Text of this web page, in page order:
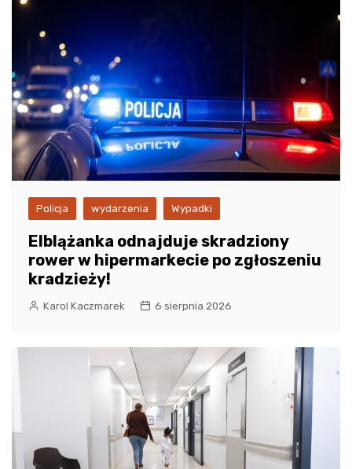
Policja wydarzenia Wypadki
Elblążanka odnajduje skradziony
rower w hipermarkecie po zgłoszeniu
kradzieży!
Karol Kaczmarek 6 sierpnia 2026